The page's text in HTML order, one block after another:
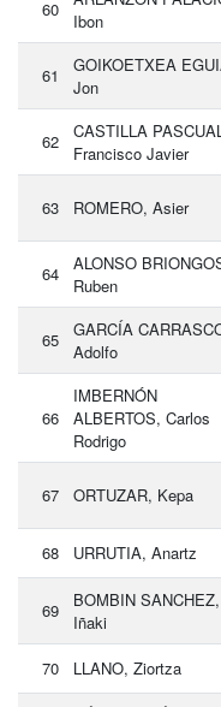
60
Ibon
61
GOIKOETXEA
Jon
62
CASTILLA
Francisco Javier
63 ROMERO, Asier
64
ALONSO
Ruben
65
GARCÍA
Adolfo
66
IMBERNÓN
ALBERTOS, Carlos
Rodrigo
67 ORTUZAR, Kepa
68 URRUTIA, Anartz
69
BOMBIN SANCHEZ,
Iñaki
70 LLANO, Ziortza